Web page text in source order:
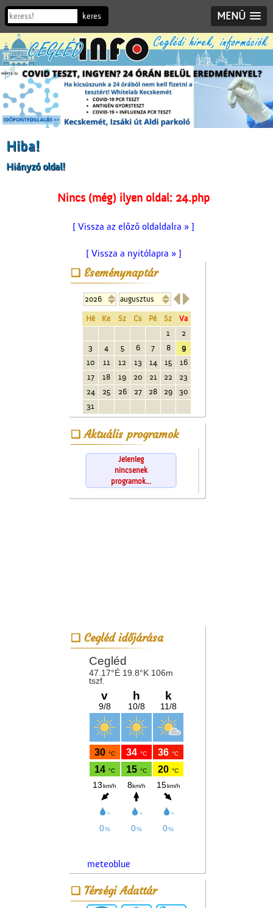
MENÜ
Hiba!
Hiányzó oldal!
Nincs (még) ilyen oldal: 24.php
[ Vissza az előző oldaldalra » ]
[ Vissza a nyitólapra » ]
Eseménynaptár

Hé Ke Sz Cs Pé Sz
Va
1
2
3
4 5 6 7 8
9
10
11 12 13 14 15
16
17
18 19 20 21 22
23
24
25 26 27 28 29
30
31
Aktuális programok
Jelenleg
nincsenek
programok...
Cegléd időjárása
meteoblue
Térségi Adattár